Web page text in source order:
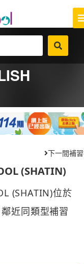
下一間補
(SHATIN)
(SHATIN)位於
近同類型補習